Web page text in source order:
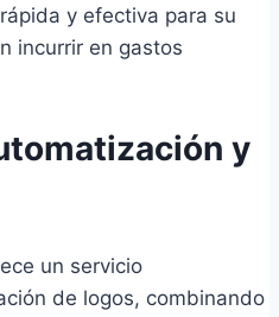
y efectiva para su
incurrir en gastos
y
un servicio
de logos, combinando